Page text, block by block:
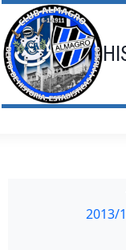
Saltar
al
contenido
2013/